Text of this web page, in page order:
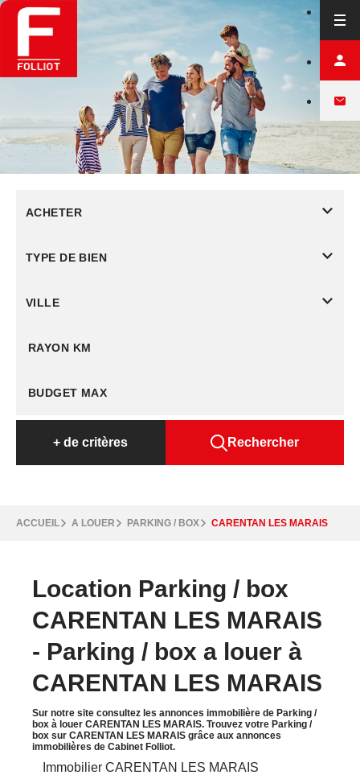
ACHETER
TYPE DE BIEN
VILLE
RAYON KM
+ de critères Rechercher
ACCUEIL A LOUER PARKING / BOX CARENTAN LES MARAIS
Location Parking / box
CARENTAN LES MARAIS
- Parking / box a louer à
CARENTAN LES MARAIS
Sur notre site consultez les annonces immobilière de Parking /
box à louer CARENTAN LES MARAIS. Trouvez votre Parking /
box sur CARENTAN LES MARAIS grâce aux annonces
immobilières de Cabinet Folliot.
Immobilier CARENTAN LES MARAIS